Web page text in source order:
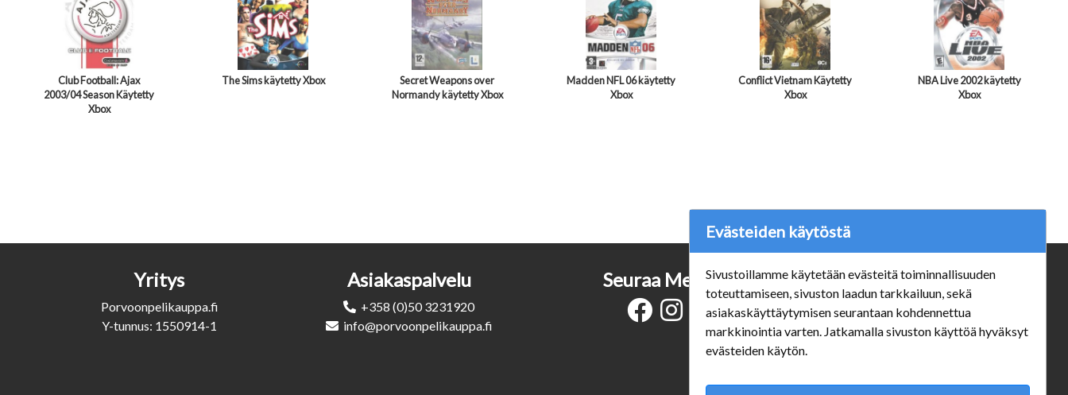
Club Football: Ajax
2003/04 Season Käytetty
Xbox
The Sims käytetty Xbox
Secret Weapons over
Normandy käytetty Xbox
Madden NFL 06 käytetty
Xbox
Conflict Vietnam Käytetty
Xbox
NBA Live 2002 käytetty
Xbox
Yritys
Porvoonpelikauppa.fi
Y-tunnus: 1550914-1
Asiakaspalvelu
+358 (0)50 3231920
info@porvoonpelikauppa.fi
Verkkokauppa
#Yhteiskuntavastuu
#porvoonsithlord
Mannerheiminkatu 10 Aukioloajat:
Seuraa Meitä
Evästeiden käytöstä
Sivustoillamme käytetään evästeitä toiminnallisuuden
toteuttamiseen, sivuston laadun tarkkailuun, sekä
asiakaskäyttäytymisen seurantaan kohdennettua
markkinointia varten. Jatkamalla sivuston käyttöä hyväksyt
evästeiden käytön.